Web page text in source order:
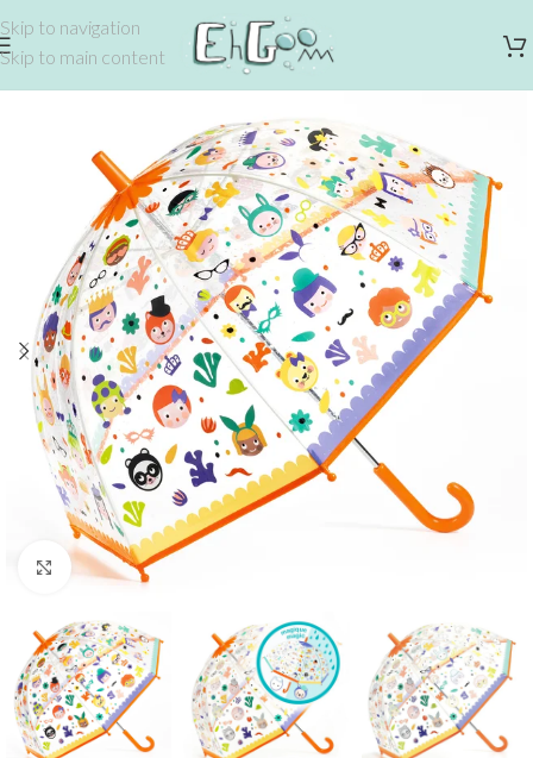
Skip to navigation
Skip to main content
Click to enlarge